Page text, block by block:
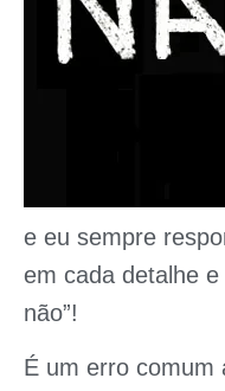
e eu sempre
em cada detalhe
não”!
É um erro comum